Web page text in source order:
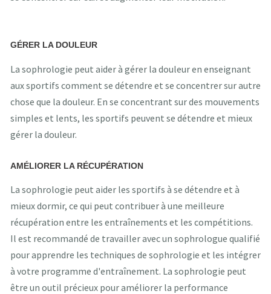
GÉRER LA DOULEUR
La sophrologie peut aider à gérer la douleur en enseignant
aux sportifs comment se détendre et se concentrer sur autre
chose que la douleur. En se concentrant sur des mouvements
simples et lents, les sportifs peuvent se détendre et mieux
gérer la douleur.
AMÉLIORER LA RÉCUPÉRATION
La sophrologie peut aider les sportifs à se détendre et à
mieux dormir, ce qui peut contribuer à une meilleure
récupération entre les entraînements et les compétitions.
Il est recommandé de travailler avec un sophrologue qualifié
pour apprendre les techniques de sophrologie et les intégrer
à votre programme d'entraînement. La sophrologie peut
être un outil précieux pour améliorer la performance